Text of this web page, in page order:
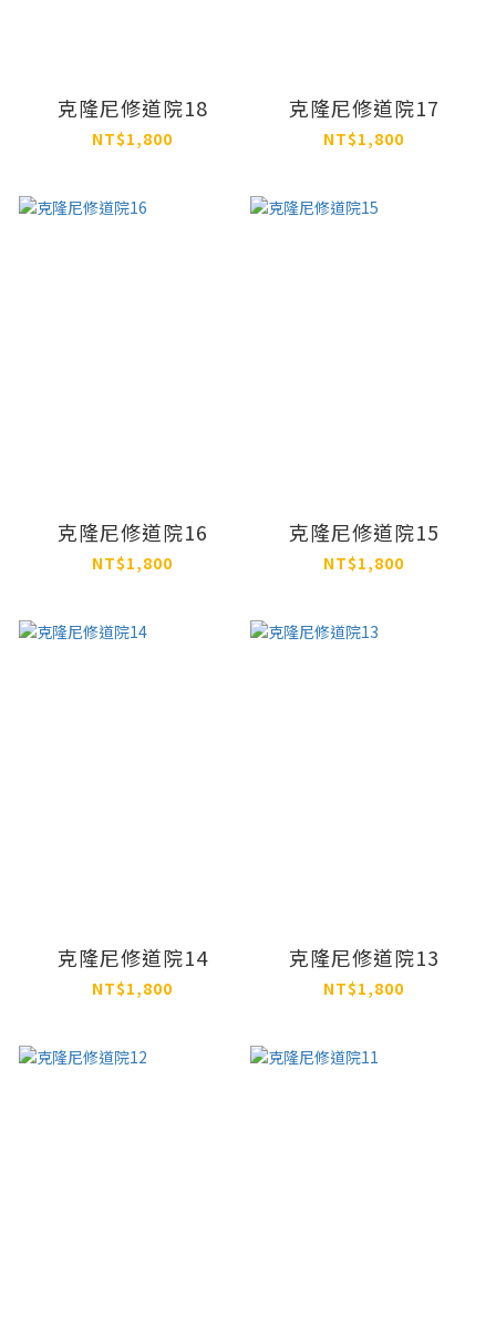
克隆尼修道院18
NT$1,800
克隆尼修道院17
NT$1,800
克隆尼修道院16
NT$1,800
克隆尼修道院15
NT$1,800
克隆尼修道院14
NT$1,800
克隆尼修道院13
NT$1,800